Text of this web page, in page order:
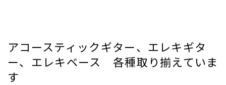
アコースティックギター、エレキギタ
ー、エレキベース 各種取り揃えていま
す